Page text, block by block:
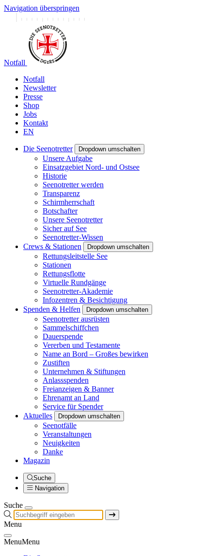
Navigation überspringen
Notfall
Notfall
Newsletter
Presse
Shop
Jobs
Kontakt
EN
Die Seenotretter Dropdown umschalten
Unsere Aufgabe
Einsatzgebiet Nord- und Ostsee
Historie
Seenotretter werden
Transparenz
Schirmherrschaft
Botschafter
Unsere Seenotretter
Sicher auf See
Seenotretter-Wissen
Crews & Stationen
Dropdown umschalten
Rettungsleitstelle See
Stationen
Rettungsflotte
Virtuelle Rundgänge
Seenotretter-Akademie
Infozentren & Besichtigung
Spenden & Helfen
Dropdown umschalten
Seenotretter ausrüsten
Sammelschiffchen
Dauerspende
Vererben und Testamente
Name an Bord – Großes bewirken
Zustiften
Unternehmen & Stiftungen
Anlassspenden
Freianzeigen & Banner
Ehrenamt an Land
Service für Spender
Aktuelles
Dropdown umschalten
Seenotfälle
Veranstaltungen
Neuigkeiten
Danke
Magazin
Suche
Navigation
Suche
Menu
MenuMenu